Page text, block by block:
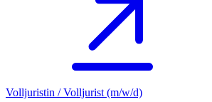
Volljuristin / Volljurist (m/w/d)